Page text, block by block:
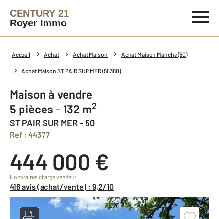
CENTURY 21
Royer Immo
Accueil Achat Achat Maison Achat Maison Manche (50)
Achat Maison ST PAIR SUR MER (50380)
Maison à vendre
5 pièces - 132 m2
ST PAIR SUR MER - 50
Ref : 44377
444 000 €
Honoraires charge vendeur
416 avis (achat/vente) : 9,2/10